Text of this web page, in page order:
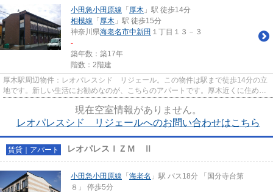
小田急小田原線 「厚木 」駅 徒歩14分
相模線 「厚木 」駅 徒歩15分
神奈川県海老名市中新田 １丁目１３－３
-
築年数：築17年
階数：2階建
厚木駅周辺物件：レオパレスシド リジェール。この物件は駅まで徒歩14分の立
地です。新しい生活にお勧めなのが、こちらのアパートです。厚木近くに住め
ば、交通面で不便を感じること...
現在空室情報がありません。
レオパレスシド リジェールへのお問い合わせはこちら
賃貸｜アパート レオパレスＩＺＭ Ⅱ
小田急小田原線 「海老名 」駅 バス18分 「国分寺台第
８」 停歩5分